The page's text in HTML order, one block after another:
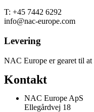
T: +45 7442 6292
info@nac-europe.com
Levering
NAC Europe er gearet til at
Kontakt
NAC Europe ApS
Ellegårdvej 18